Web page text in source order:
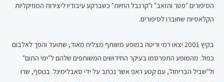
הסיפורים "פטר והזאב" ו"קרנבל החיות" כשברקע עיבודיו ליצירות המוזיקליות
הקלאסיות שחוברו לסיפורים.
בקיץ 2001 יצאו רמי וריטה במופע משותף מצליח מאוד, שתועד והפך לאלבום
כפול. מהמופע התפרסמו בעיקר החידושים המשותפים שלהם ל"ימי התום"
ול"שביל הבריחה", עם קטע ראפ אשר נכתב על ידי סאבלימינל. בנוסף, שרו